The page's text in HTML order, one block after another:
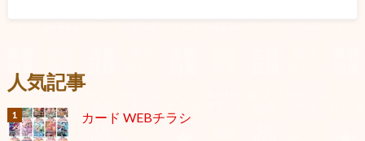
人気記事
カード WEBチラシ